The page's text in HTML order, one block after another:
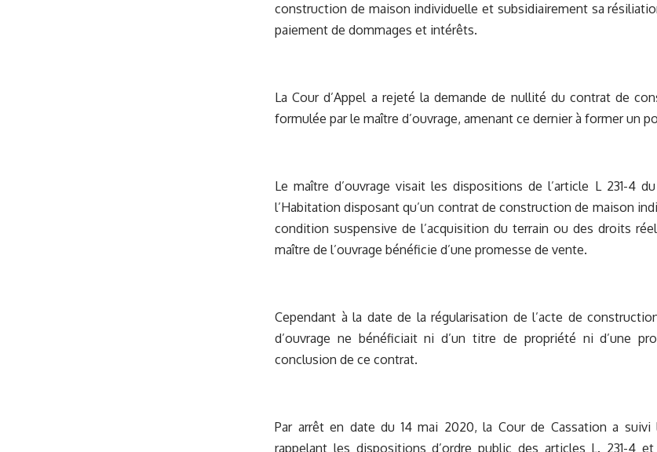
construction de maison individuelle et subsidiairement sa
paiement de dommages et intérêts.
La Cour d’Appel a rejeté la demande de nullité du contrat de
formulée par le maître d’ouvrage, amenant ce dernier à former un
Le maître d’ouvrage visait les dispositions de l’article L 231-4
l’Habitation disposant qu’un contrat de construction de maison
condition suspensive de l’acquisition du terrain ou des droits
maître de l’ouvrage bénéficie d’une promesse de vente.
Cependant à la date de la régularisation de l’acte de
d’ouvrage ne bénéficiait ni d’un titre de propriété ni d’une
conclusion de ce contrat.
Par arrêt en date du 14 mai 2020, la Cour de Cassation a suivi
rappelant les dispositions d’ordre public des articles L. 231-4